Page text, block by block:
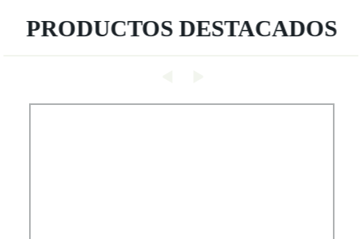
PRODUCTOS DESTACADOS